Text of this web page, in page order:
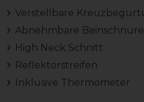
Verstellbare
Abnehmbare Beinschnüre
High Neck Schnitt
Reflektorstreifen
Inklusive Thermometer